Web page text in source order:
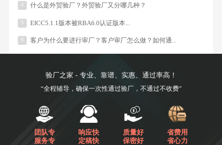
4 什么是外贸验厂？外贸验厂又分哪几种？
5 EICC5.1.1版本被RBA6.0认证版本...
6 客户为什么要进行审厂？客户审厂怎么做？如何通...
验厂之家 - 专业、靠谱、实惠、通过率高！
“全程辅导，确保一次性通过验厂，不通过不收费”
团队专
服务专
响应快
定稿快
质量好
保密好
省费用
省心力